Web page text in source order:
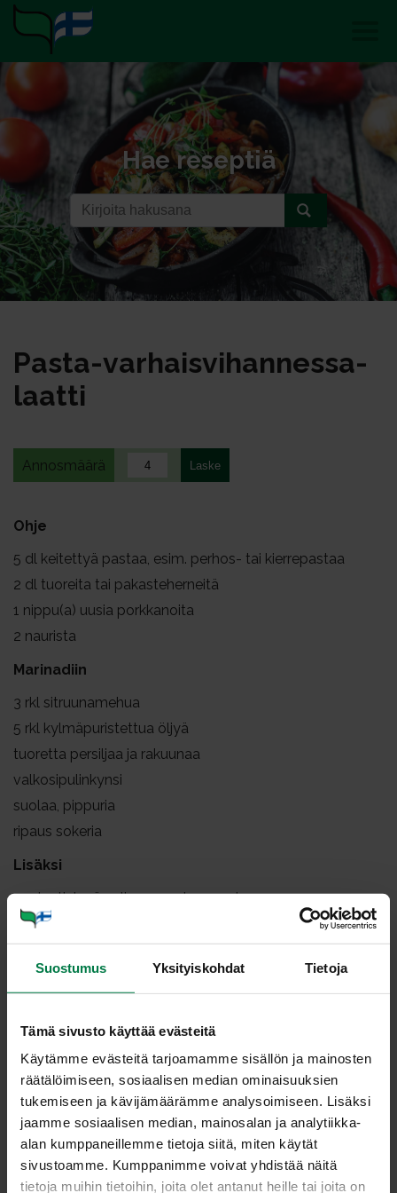
Suostumus Yksityiskohdat Tietoja
Tämä sivusto käyttää evästeitä
Käytämme evästeitä tarjoamamme sisällön ja mainosten
räätälöimiseen, sosiaalisen median ominaisuuksien
tukemiseen ja kävijämäärämme analysoimiseen. Lisäksi
jaamme sosiaalisen median, mainosalan ja analytiikka-
alan kumppaneillemme tietoja siitä, miten käytät
sivustoamme. Kumppanimme voivat yhdistää näitä
tietoja muihin tietoihin, joita olet antanut heille tai joita on
Hae reseptiä
Pas­ta-var­hais­vi­han­nes­sa­
laat­ti
Annosmäärä
Ohje
5 dl keitettyä pastaa, esim. perhos- tai kierrepastaa
2 dl tuoreita tai pakasteherneitä
1 nippu(a) uusia porkkanoita
2 naurista
Marinadiin
3 rkl sitruunamehua
5 rkl kylmäpuristettua öljyä
tuoretta persiljaa ja rakuunaa
valkosipulinkynsi
suolaa, pippuria
ripaus sokeria
Lisäksi
1salaatinkerä valinnan mukaan: esim.
jäävuori-/frisee-/romainesalaatti
1ruukku(a) rucolanlehtiä
dl mustia oliiveja
tuoreita yrttejä
juuri kypsiksi eli sen verran, että rakenne pysyy
napakkana ja tuntuu hampaissa.
Sekoita marinadin ainekset isoon kulhoon, lisää
irtonainen, keitetty pasta ja kasvikset. Sekoita varoen ja
anna vetäytyä jääkaapissa muutaman tunnin ajan tai
seuraavaan päivään.